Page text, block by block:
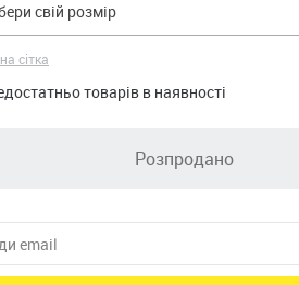
свій розмір
сітка
товарів в наявності
Розпродано